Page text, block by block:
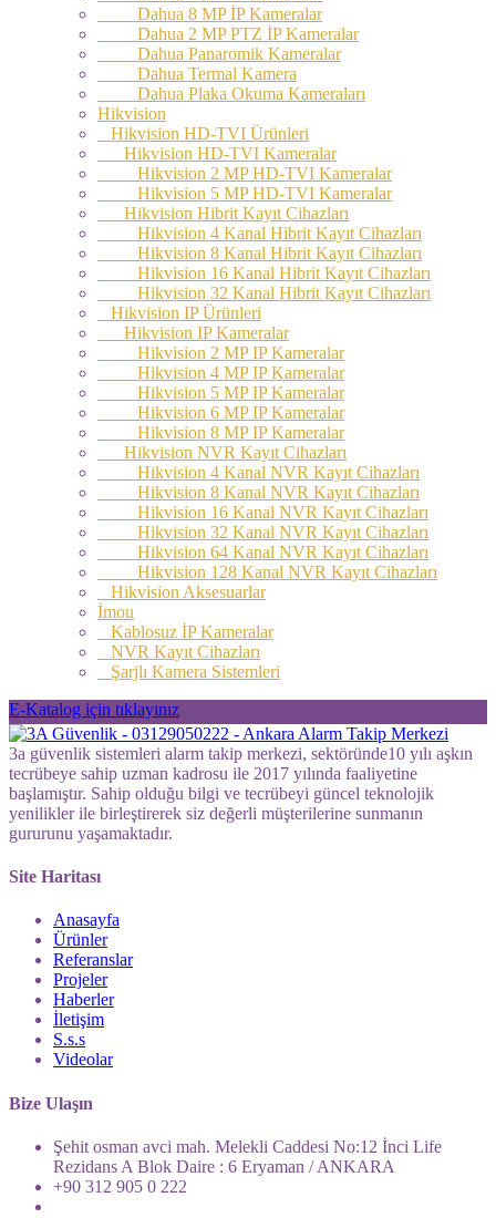
Dahua 8 MP İP Kameralar
Dahua 2 MP PTZ İP Kameralar
Dahua Panaromik Kameralar
Dahua Termal Kamera
Dahua Plaka Okuma Kameraları
Hikvision
Hikvision HD-TVI Ürünleri
Hikvision HD-TVI Kameralar
Hikvision 2 MP HD-TVI Kameralar
Hikvision 5 MP HD-TVI Kameralar
Hikvision Hibrit Kayıt Cihazları
Hikvision 4 Kanal Hibrit Kayıt Cihazları
Hikvision 8 Kanal Hibrit Kayıt Cihazları
Hikvision 16 Kanal Hibrit Kayıt Cihazları
Hikvision 32 Kanal Hibrit Kayıt Cihazları
Hikvision IP Ürünleri
Hikvision IP Kameralar
Hikvision 2 MP IP Kameralar
Hikvision 4 MP IP Kameralar
Hikvision 5 MP IP Kameralar
Hikvision 6 MP IP Kameralar
Hikvision 8 MP IP Kameralar
Hikvision NVR Kayıt Cihazları
Hikvision 4 Kanal NVR Kayıt Cihazları
Hikvision 8 Kanal NVR Kayıt Cihazları
Hikvision 16 Kanal NVR Kayıt Cihazları
Hikvision 32 Kanal NVR Kayıt Cihazları
Hikvision 64 Kanal NVR Kayıt Cihazları
Hikvision 128 Kanal NVR Kayıt Cihazları
Hikvision Aksesuarlar
İmou
Kablosuz İP Kameralar
NVR Kayıt Cihazları
Şarjlı Kamera Sistemleri
E-Katalog için tıklayınız
3a güvenlik sistemleri alarm takip merkezi, sektöründe10 yılı aşkın
tecrübeye sahip uzman kadrosu ile 2017 yılında faaliyetine
başlamıştır. Sahip olduğu bilgi ve tecrübeyi güncel teknolojik
yenilikler ile birleştirerek siz değerli müşterilerine sunmanın
gururunu yaşamaktadır.
Site Haritası
Anasayfa
Ürünler
Referanslar
Projeler
Haberler
İletişim
S.s.s
Videolar
Bize Ulaşın
Şehit osman avci mah. Melekli Caddesi No:12 İnci Life
Rezidans A Blok Daire : 6 Eryaman / ANKARA
+90 312 905 0 222